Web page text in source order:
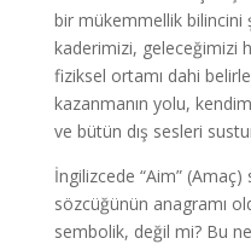
bir mükemmellik bilincini
kaderimizi, geleceğimizi
fiziksel ortamı dahi
kazanmanın yolu,
ve bütün dış sesleri
İngilizcede “Aim”
sözcüğünün anagramı
sembolik, değil mi? Bu